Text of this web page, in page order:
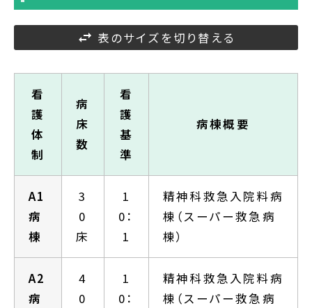
表のサイズを切り替える
看
護
体
制
病
床
数
看
護
基
準
病棟概要
A1
病
棟
3
0
床
1
0：
1
精神科救急入院料病
棟（スーパー救急病
棟）
A2
病
4
0
1
0：
精神科救急入院料病
棟（スーパー救急病